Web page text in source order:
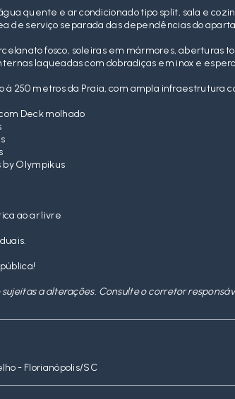
quente e ar condicionado tipo split, sala e
de serviço separada das dependências do
fosco, soleiras em mármores, aberturas
laqueadas com dobradiças em inox e
à 250 metros da Praia, com ampla infraestrutura
Deck molhado
by Olympikus
ao ar livre
a alterações. Consulte o corretor
- Florianópolis/SC